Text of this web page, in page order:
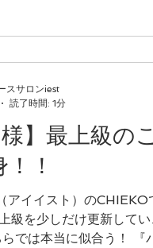
様】最上級の
！
アイイスト）のCHIEKO
級を少しだけ更新してい
では本当に似合う！ 『
スサロンiest
読了時間: 1分